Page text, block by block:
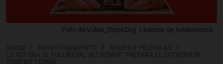
Foto de Video_StockOrg. Licencia de AdobeStock.